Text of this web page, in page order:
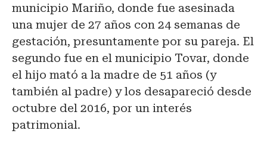
municipio Mariño, donde fue asesinada
una mujer de 27 años con 24 semanas de
gestación, presuntamente por su pareja. El
segundo fue en el municipio Tovar, donde
el hijo mató a la madre de 51 años (y
también al padre) y los desapareció desde
octubre del 2016, por un interés
patrimonial.